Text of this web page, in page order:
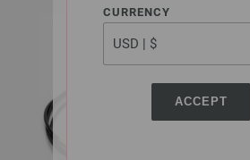
CURRENCY
ACCEPT